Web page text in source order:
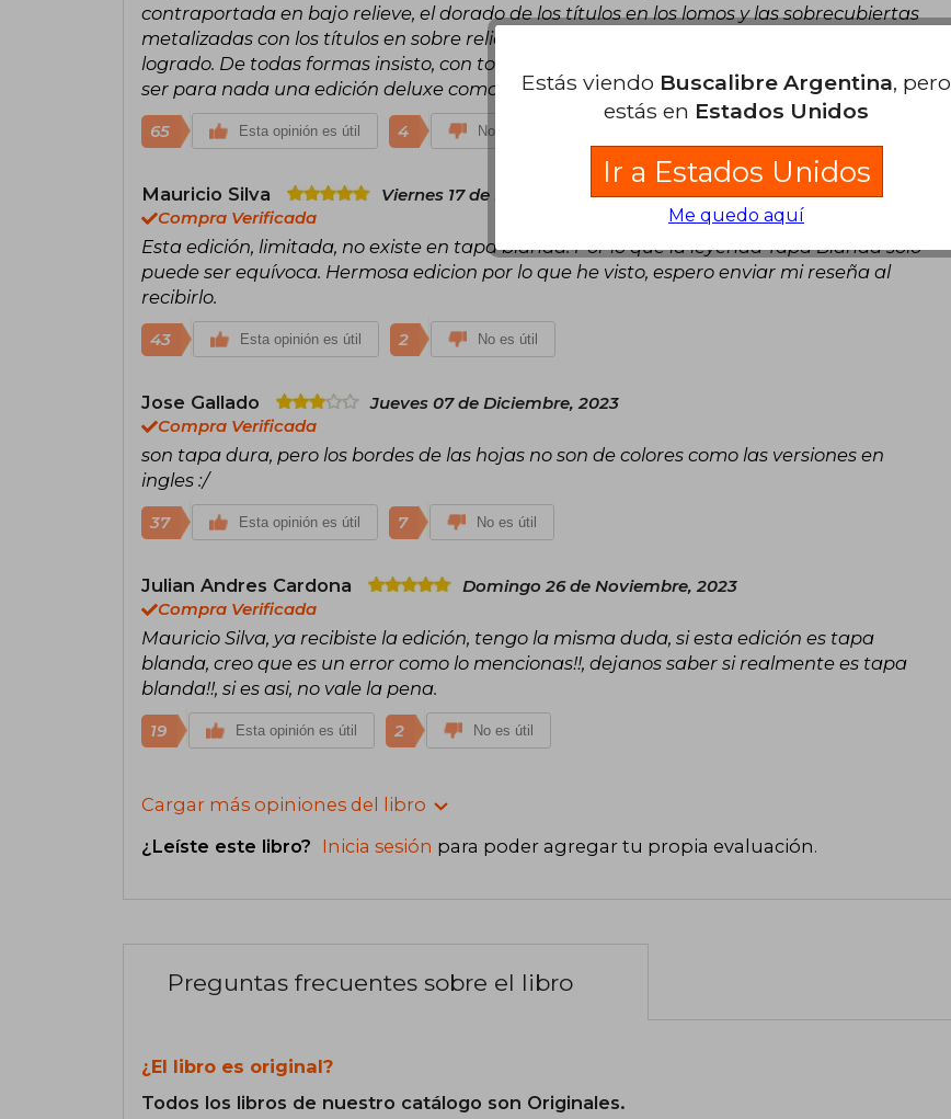
contraportada en bajo relieve, el dorado de los títulos en los lomos y las sobrecubiertas
metalizadas con los títulos en sobre relieve en las portadas y las ilustraciones está bien
logrado. De todas formas insisto, con todas las faltas que mencioné, esta no alcanza a
ser para nada una edición deluxe como se pretende vender.
65 Esta opinión es útil 4 No es útil
Mauricio Silva
Viernes 17 de Noviembre, 2023
Compra Verificada
Esta edición, limitada, no existe en tapa blanda. Por lo que la leyenda Tapa Blanda solo
puede ser equívoca. Hermosa edicion por lo que he visto, espero enviar mi reseña al
recibirlo.
43 Esta opinión es útil 2 No es útil
Jose Gallado
Jueves 07 de Diciembre, 2023
Compra Verificada
son tapa dura, pero los bordes de las hojas no son de colores como las versiones en
ingles :/
37 Esta opinión es útil 7 No es útil
Julian Andres Cardona
Domingo 26 de Noviembre, 2023
Compra Verificada
Mauricio Silva, ya recibiste la edición, tengo la misma duda, si esta edición es tapa
blanda, creo que es un error como lo mencionas!!, dejanos saber si realmente es tapa
blanda!!, si es asi, no vale la pena.
19 Esta opinión es útil 2 No es útil
Cargar más opiniones del libro
¿Leíste este libro? Inicia sesión para poder agregar tu propia evaluación.
Preguntas frecuentes sobre el libro
¿El libro es original?
Todos los libros de nuestro catálogo son Originales.
Estás viendo Buscalibre Argentina, pero
estás en Estados Unidos
Ir a Estados Unidos
Me quedo aquí